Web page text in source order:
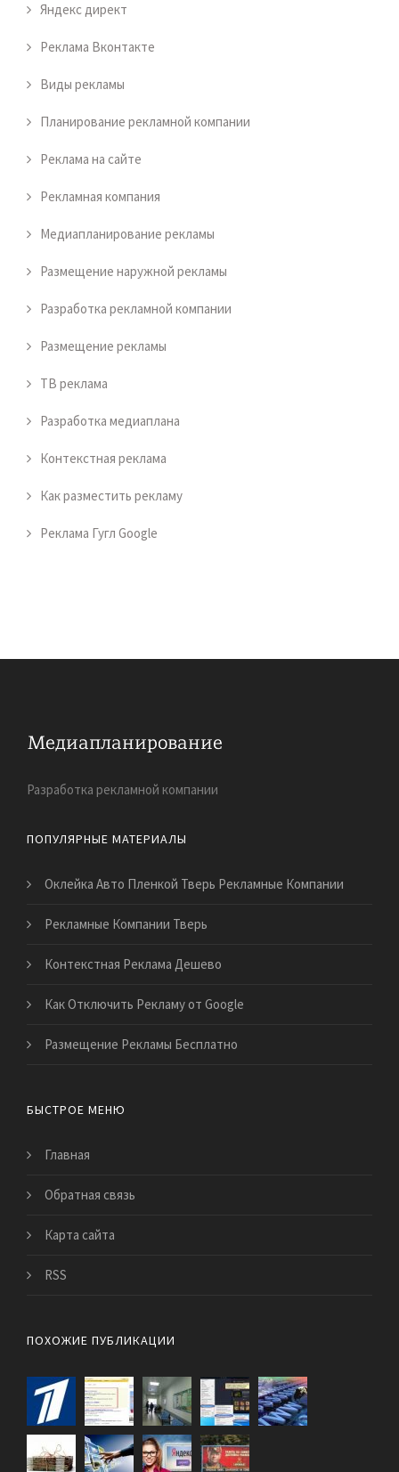
Яндекс директ
Реклама Вконтакте
Виды рекламы
Планирование рекламной компании
Реклама на сайте
Рекламная компания
Медиапланирование рекламы
Размещение наружной рекламы
Разработка рекламной компании
Размещение рекламы
ТВ реклама
Разработка медиаплана
Контекстная реклама
Как разместить рекламу
Реклама Гугл Google
Разработка рекламной компании
ПОПУЛЯРНЫЕ МАТЕРИАЛЫ
Оклейка Авто Пленкой Тверь Рекламные Компании
Рекламные Компании Тверь
Контекстная Реклама Дешево
Как Отключить Рекламу от Google
Размещение Рекламы Бесплатно
БЫСТРОЕ МЕНЮ
Главная
Обратная связь
Карта сайта
RSS
ПОХОЖИЕ ПУБЛИКАЦИИ